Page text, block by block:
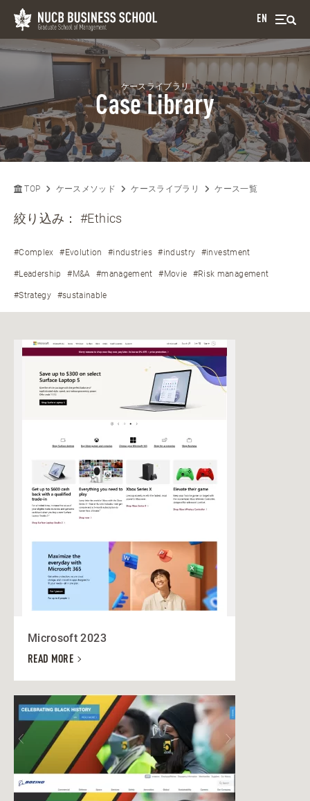
EN
ケースライブラリ
Case Library
TOP ケースメソッド ケースライブラリ ケース一覧
絞り込み：#Ethics
#Complex #Evolution #industries #industry #investment
#Leadership #M&A #management #Movie #Risk management
#Strategy #sustainable
Microsoft 2023
READ MORE